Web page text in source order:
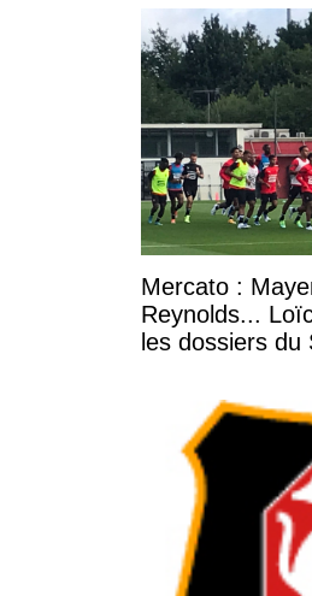
Mercato :
Reynolds...
les dossiers du